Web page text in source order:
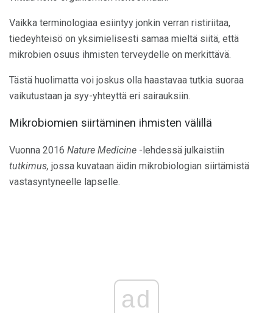
Vaikka terminologiaa esiintyy jonkin verran ristiriitaa,
tiedeyhteisö on yksimielisesti samaa mieltä siitä, että
mikrobien osuus ihmisten terveydelle on merkittävä.
Tästä huolimatta voi joskus olla haastavaa tutkia suoraa
vaikutustaan ​​ja syy-yhteyttä eri sairauksiin.
Mikrobiomien siirtäminen ihmisten välillä
Vuonna 2016 Nature Medicine -lehdessä julkaistiin
tutkimus, jossa kuvataan äidin mikrobiologian siirtämistä
vastasyntyneelle lapselle.
ad